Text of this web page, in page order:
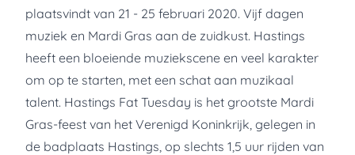
plaatsvindt van 21 - 25 februari 2020. Vijf dagen
muziek en Mardi Gras aan de zuidkust. Hastings
heeft een bloeiende muziekscene en veel karakter
om op te starten, met een schat aan muzikaal
talent. Hastings Fat Tuesday is het grootste Mardi
Gras-feest van het Verenigd Koninkrijk, gelegen in
de badplaats Hastings, op slechts 1,5 uur rijden van